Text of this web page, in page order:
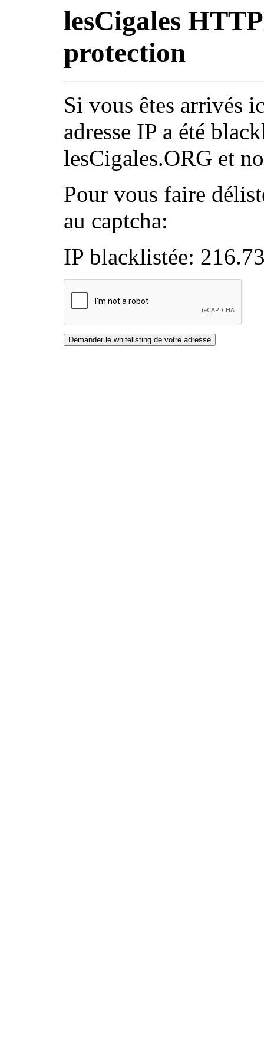
lesCigales
protection
Si vous êtes arrivés
adresse IP a été
lesCigales.ORG et
Pour vous faire
au captcha:
IP blacklistée: